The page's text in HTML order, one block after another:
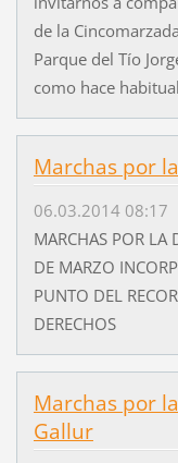
de la
Parque del Tío
como hace
Marchas por
06.03.2014 08:17
MARCHAS POR LA
DE MARZO
PUNTO DEL
DERECHOS
Marchas por
Gallur